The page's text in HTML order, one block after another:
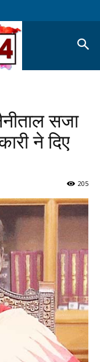
सजा
ने दिए
205